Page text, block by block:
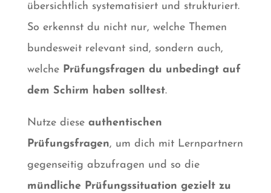
übersichtlich systematisiert und strukturiert.
So erkennst du nicht nur, welche Themen
bundesweit relevant sind, sondern auch,
welche Prüfungsfragen du unbedingt auf
dem Schirm haben solltest.
Nutze diese authentischen
Prüfungsfragen, um dich mit Lernpartnern
gegenseitig abzufragen und so die
mündliche Prüfungssituation gezielt zu